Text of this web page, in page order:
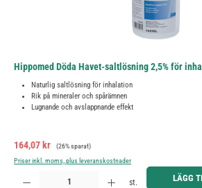
Hippomed Döda Havet-saltlösning 2,5% för
Naturlig saltlösning för inhalation
Rik på mineraler och spårämnen
Lugnande och avslappnande effekt
Försäljningspris:
164,07 kr Ordinarie pris:
(26% sparat)
Priser inkl. moms, plus leveranskostnader
Produktkvantitet: Ange önskat belopp eller använd knapparna
st. LÄGG